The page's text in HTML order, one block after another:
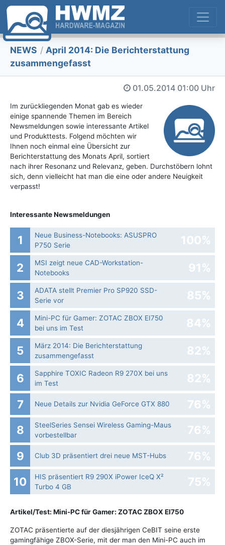
NEWS / April 2014: Die Berichterstattung
zusammengefasst
01.05.2014 01:00 Uhr
Im zurückliegenden Monat gab es wieder
einige spannende Themen im Bereich
Newsmeldungen sowie interessante Artikel
und Produkttests. Folgend möchten wir
Ihnen noch einmal eine Übersicht zur
Berichterstattung des Monats April, sortiert
nach ihrer Resonanz und Relevanz, geben. Durchstöbern lohnt
sich, denn vielleicht hat man die eine oder andere Neuigkeit
verpasst!
Interessante Newsmeldungen
1
Neue Business-Notebooks: ASUSPRO
P750 Serie
100%
2
MSI zeigt neue CAD-Workstation-
Notebooks
91%
3
ADATA stellt Premier Pro SP920 SSD-
Serie vor
85%
4
Mini-PC für Gamer: ZOTAC ZBOX EI750
bei uns im Test
84%
5
März 2014: Die Berichterstattung
zusammengefasst
82%
6
Sapphire TOXIC Radeon R9 270X bei uns
im Test
82%
7
Neue Details zur Nvidia GeForce GTX 880
76%
8
SteelSeries Sensei Wireless Gaming-Maus
vorbestellbar
76%
9
Club 3D präsentiert drei neue MST-Hubs
76%
10
HIS präsentiert R9 290X iPower IceQ X²
Turbo 4 GB
75%
Artikel/Test: Mini-PC für Gamer: ZOTAC ZBOX EI750
ZOTAC präsentierte auf der diesjährigen CeBIT seine erste
gamingfähige ZBOX-Serie, mit der man den Mini-PC auch im